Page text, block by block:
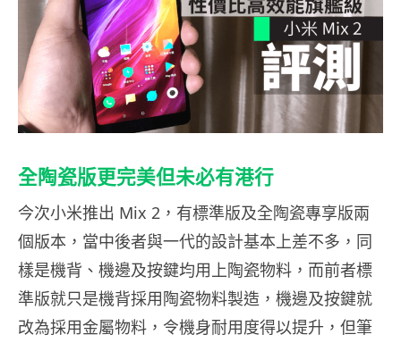
全陶瓷版更完美但未必有港行
今次小米推出 Mix 2，有標準版及全陶瓷專享版兩
個版本，當中後者與一代的設計基本上差不多，同
樣是機背、機邊及按鍵均用上陶瓷物料，而前者標
準版就只是機背採用陶瓷物料製造，機邊及按鍵就
改為採用金屬物料，令機身耐用度得以提升，但筆